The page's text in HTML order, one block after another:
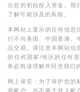
出您的初始投入资金。我
了解可能涉及的风险。
本网站上显示的任何信息
们不向美国、中国香港、
品交易。请注意本网站信
的任何国家/地区的任何
务必阅读理解并同意我们
网上保安：为了保护您的
易帐户，亦不要于登入帐